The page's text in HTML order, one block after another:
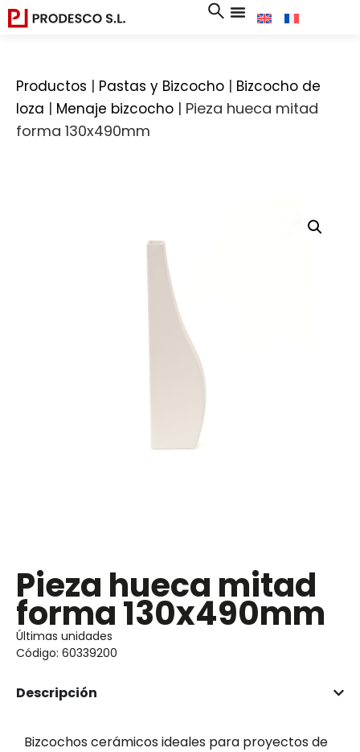
Productos | Pastas y Bizcocho | Bizcocho de
loza | Menaje bizcocho | Pieza hueca mitad
forma 130x490mm
Pieza hueca mitad
forma 130x490mm
Últimas unidades
Código: 60339200
Descripción
Bizcochos cerámicos ideales para proyectos de